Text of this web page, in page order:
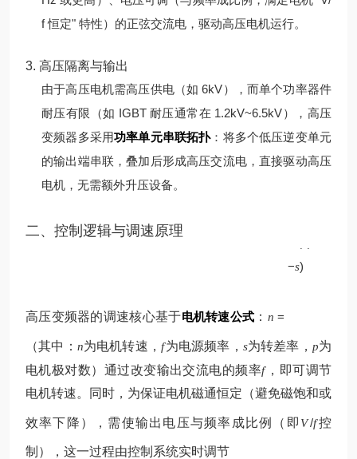
f 恒定" 特性）的正弦交流电，驱动高压电机运行。
3. 高压隔离与输出
由于高压电机需高压供电（如 6kV），而单个功率器件
耐压有限（如 IGBT 耐压通常在 1.2kV~6.5kV），高压
变频器多采用功率单元串联拓扑：将多个低压逆变单元
的输出端串联，叠加后形成高压交流电，直接驱动高压
电机，无需额外升压设备。
二、控制逻辑与调速原理
高压变频器的调速核心基于电机转速公式 ： n =
−s)
（其中： n为电机转速， f为电源频率， s为转差率， p为
电机极对数） 通过改变输出交流电的频率f，即可调节
电机转速。同时，为保证电机磁通恒定（避免磁饱和或
效率下降），需使输出电压与频率成比例（即 V /f控
制），这一过程由控制系统实时调节